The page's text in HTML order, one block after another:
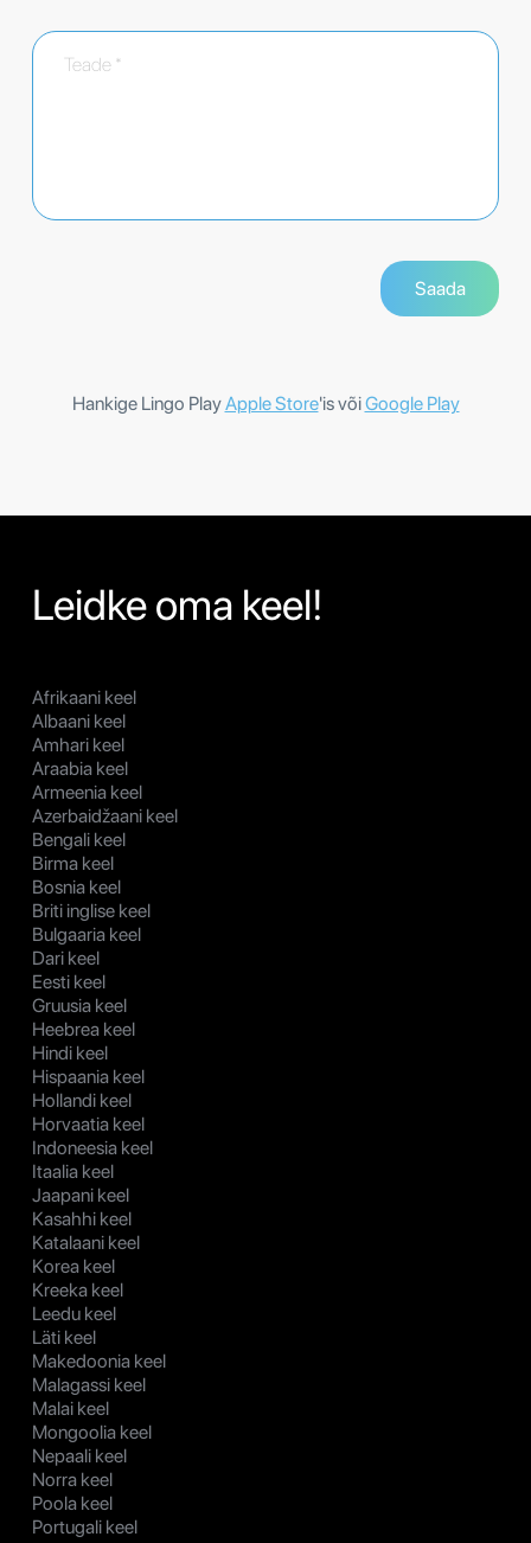
Hankige Lingo PlayApple Store'is võiGoogle Play
Leidke oma keel!
Afrikaani keel
Albaani keel
Amhari keel
Araabia keel
Armeenia keel
Azerbaidžaani keel
Bengali keel
Birma keel
Bosnia keel
Briti inglise keel
Bulgaaria keel
Dari keel
Eesti keel
Gruusia keel
Heebrea keel
Hindi keel
Hispaania keel
Hollandi keel
Horvaatia keel
Indoneesia keel
Itaalia keel
Jaapani keel
Kasahhi keel
Katalaani keel
Korea keel
Kreeka keel
Leedu keel
Läti keel
Makedoonia keel
Malagassi keel
Malai keel
Mongoolia keel
Nepaali keel
Norra keel
Poola keel
Portugali keel